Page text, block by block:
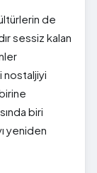
de
sessiz kalan
nostaljiyi
biri
yeniden